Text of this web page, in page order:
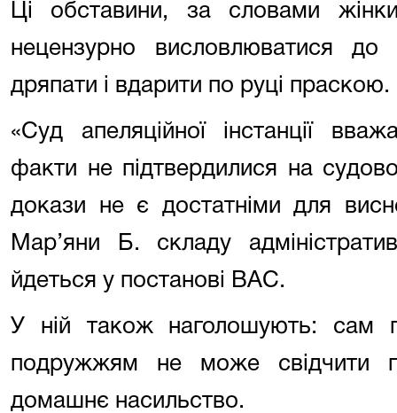
Ці обставини, за словами
нецензурно висловлюватися до
дряпати і вдарити по руці
«Суд апеляційної інстанції
факти не підтвердилися на
докази не є достатніми для
Мар’яни Б. складу
йдеться у постанові ВАС.
У ній також наголошують: сам
подружжям не може свідчити
домашнє насильство.